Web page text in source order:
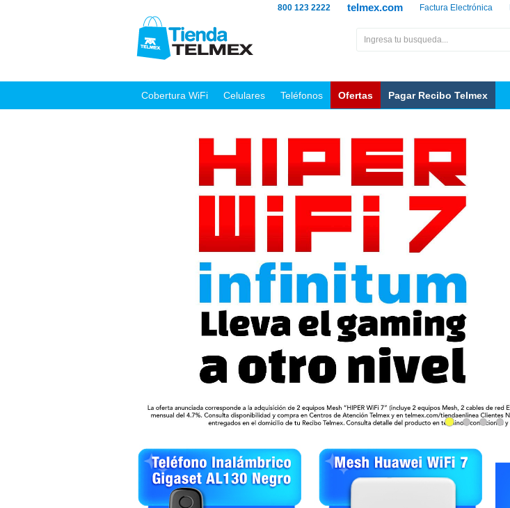
Factura Electrónica
telmex.com
800 123 2222
Cobertura WiFi Celulares Teléfonos Ofertas Pagar Recibo Telmex